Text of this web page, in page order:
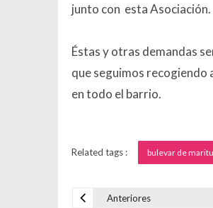
junto con esta Asociación.
Éstas y otras demandas
que seguimos recogiendo
en todo el barrio.
Related tags : bulevar de
Anteriores